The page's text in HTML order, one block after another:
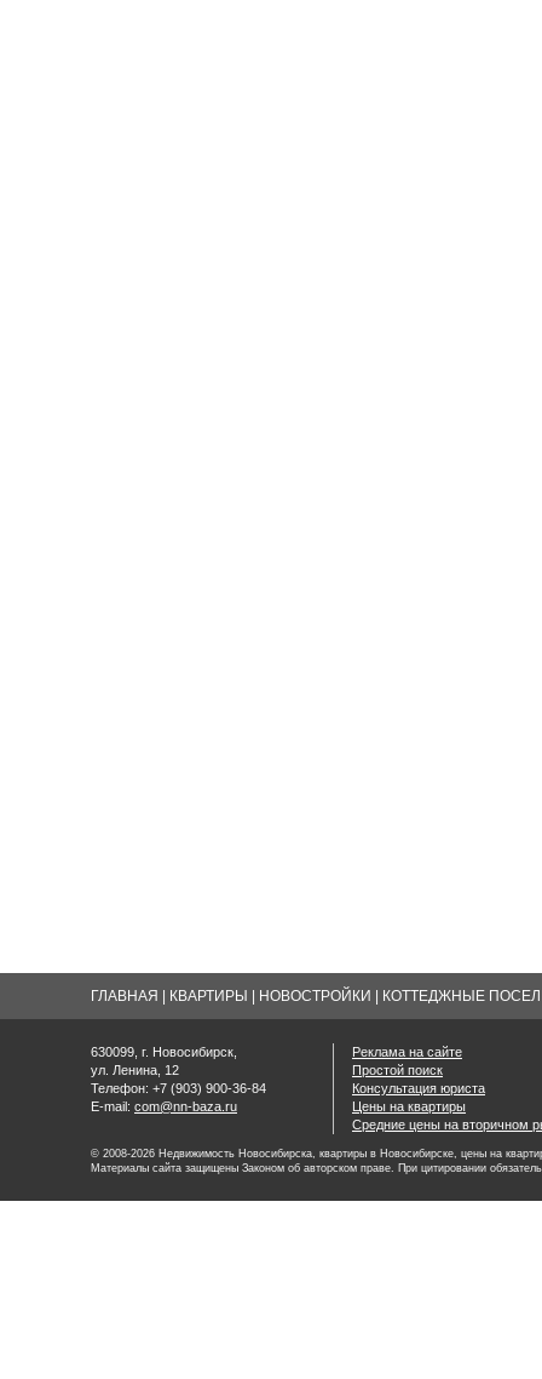
ГЛАВНАЯ КВАРТИРЫ НОВОСТРОЙКИ КОТТЕДЖНЫЕ
630099, г. Новосибирск,
ул. Ленина, 12
Телефон: +7 (903) 900-36-84
E-mail: com@nn-baza.ru
Реклама на сайте
Простой поиск
Консультация юриста
Цены на квартиры
Средние цены на вторичном
© 2008-2026 Недвижимость Новосибирска, квартиры в Новосибирске, цены на
Материалы сайта защищены Законом об авторском праве. При цитировании